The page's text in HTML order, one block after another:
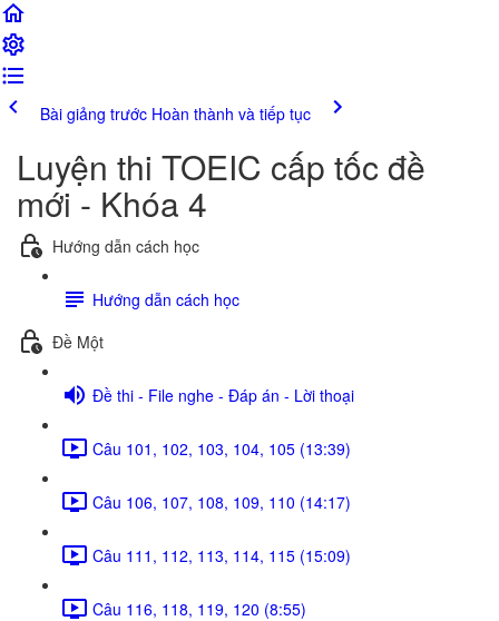
Bài giảng trước Hoàn thành và tiếp tục
Luyện thi TOEIC cấp tốc đề
mới - Khóa 4
Hướng dẫn cách học
Hướng dẫn cách học
Đề Một
Đề thi - File nghe - Đáp án - Lời thoại
Câu 101, 102, 103, 104, 105 (13:39)
Câu 106, 107, 108, 109, 110 (14:17)
Câu 111, 112, 113, 114, 115 (15:09)
Câu 116, 118, 119, 120 (8:55)